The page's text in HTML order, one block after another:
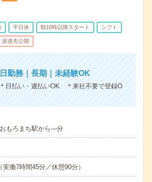
平日休 朝10時以降スタート シフト
派遣先公開
勤務｜長期｜未経験OK
払い・週払いOK ＊来社不要で登録O
もろまち駅から---分
働7時間45分／休憩90分）